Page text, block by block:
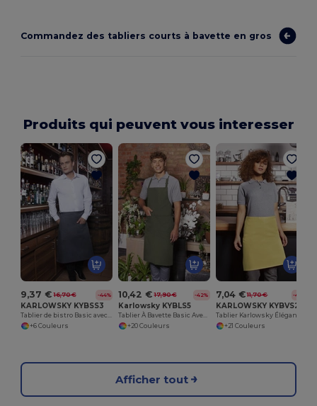
Commandez des tabliers courts à bavette en gros
Produits qui peuvent vous interesser
9,37 € 16,70 € -44%
KARLOWSKY KYBSS3
Tablier de bistro Basic avec poche
+6 Couleurs
10,42 € 17,90 € -42%
Karlowsky KYBLS5
Tablier À Bavette Basic Avec Boucle Et Poche
+20 Couleurs
7,04 € 11,70 € -40%
KARLOWSKY KYBVS2
+21 Couleurs
Afficher tout